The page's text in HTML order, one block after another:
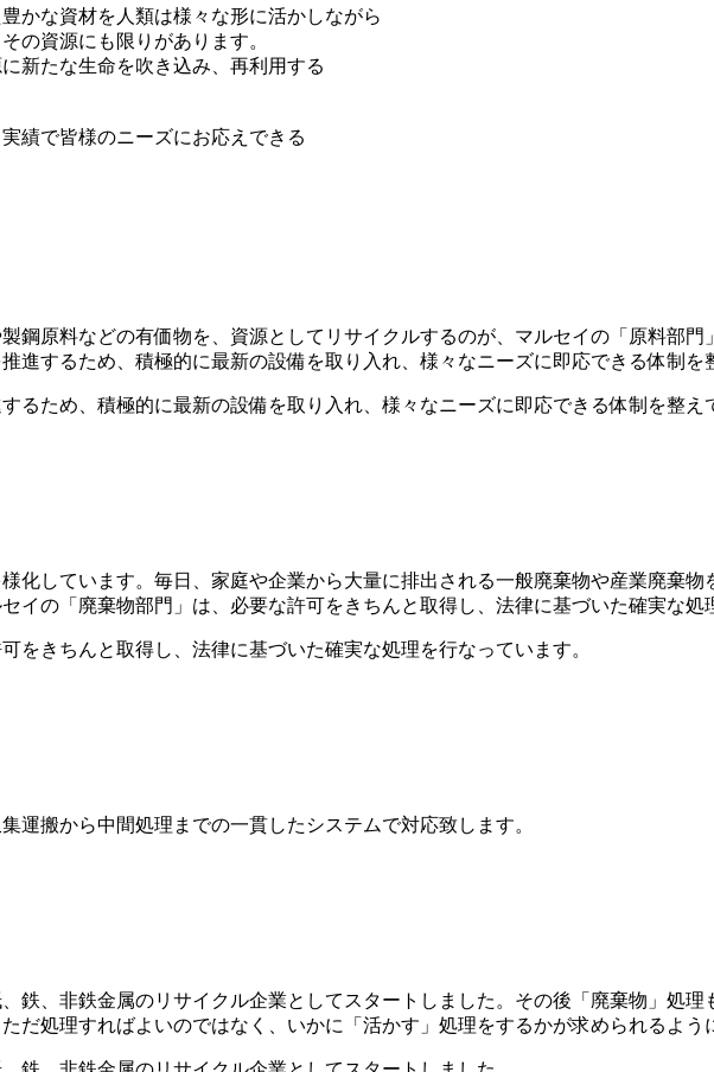
かな資材を人類は様々な形に活かしながら
の資源にも限りがあります。
新たな生命を吹き込み、再利用する
績で皆様のニーズにお応えできる
鋼原料などの有価物を、資源としてリサイクルするのが、マルセイの「原料部
進するため、積極的に最新の設備を取り入れ、様々なニーズに即応できる体制を
るため、積極的に最新の設備を取り入れ、様々なニーズに即応できる体制を整え
化しています。毎日、家庭や企業から大量に排出される一般廃棄物や産業廃棄物
イの「廃棄物部門」は、必要な許可をきちんと取得し、法律に基づいた確実な処
をきちんと取得し、法律に基づいた確実な処理を行なっています。
運搬から中間処理までの一貫したシステムで対応致します。
鉄、非鉄金属のリサイクル企業としてスタートしました。その後「廃棄物」処
だ処理すればよいのではなく、いかに「活かす」処理をするかが求められるよう